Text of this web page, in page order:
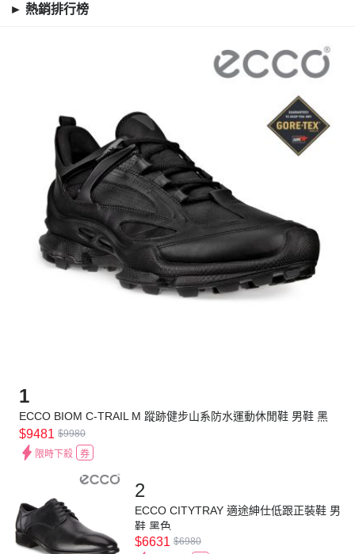
► 熱銷排行榜
1
ECCO BIOM C-TRAIL M 蹤跡健步山系防水運動休閒鞋 男鞋 黑
色
$9481 $9980
限時下殺
券
2
ECCO CITYTRAY 適途紳仕低跟正裝鞋 男
鞋 黑色
$6631 $6980